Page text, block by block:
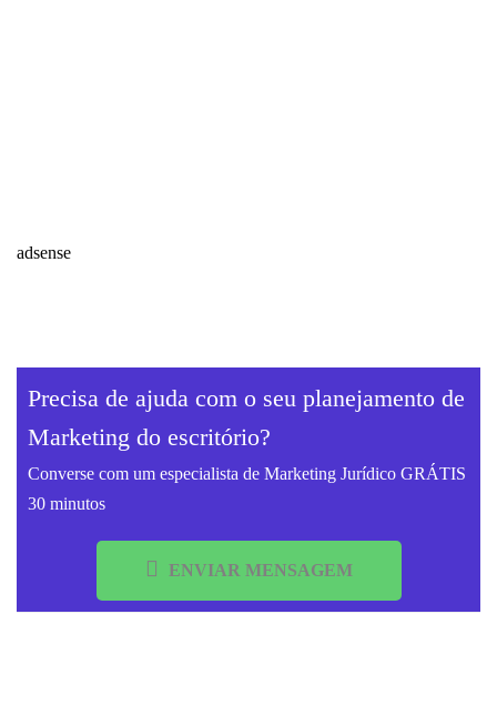
adsense
Precisa de ajuda com o seu planejamento de
Marketing do escritório?
Converse com um especialista de Marketing Jurídico GRÁTIS
30 minutos
ENVIAR MENSAGEM